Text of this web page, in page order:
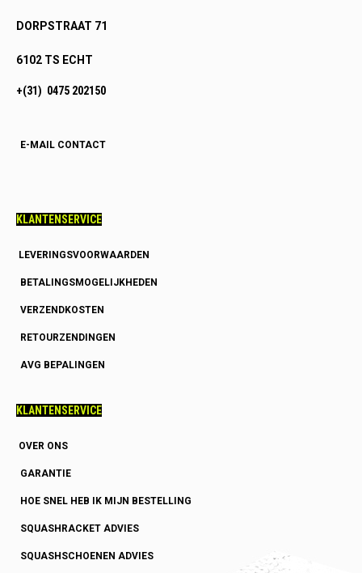
DORPSTRAAT 71
6102 TS ECHT
+(31) 0475 202150
E-MAIL CONTACT
KLANTENSERVICE
LEVERINGSVOORWAARDEN
BETALINGSMOGELIJKHEDEN
VERZENDKOSTEN
RETOURZENDINGEN
AVG BEPALINGEN
KLANTENSERVICE
OVER ONS
GARANTIE
HOE SNEL HEB IK MIJN BESTELLING
SQUASHRACKET ADVIES
SQUASHSCHOENEN ADVIES